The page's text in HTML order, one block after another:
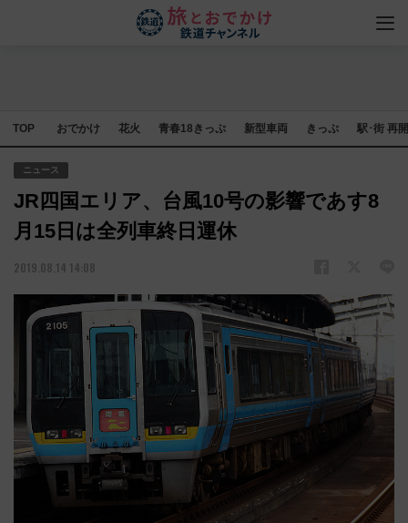
TOP おでかけ 花火 青春18きっぷ 新型車両 きっぷ 駅･街 再
ニュース
JR四国エリア、台風10号の影響であす8
月15日は全列車終日運休
2019.08.14 14:08